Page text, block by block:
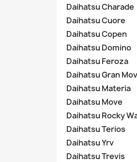
Daihatsu Charade
Daihatsu Cuore
Daihatsu Copen
Daihatsu Domino
Daihatsu Feroza
Daihatsu Gran
Daihatsu Materia
Daihatsu Move
Daihatsu Rocky
Daihatsu Terios
Daihatsu Yrv
Daihatsu Trevis